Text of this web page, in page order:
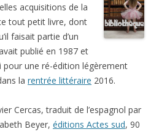
acquisitions de la
tout petit livre, dont
faisait partie d’un
publié en 1987 et
pour une ré-édition légèrement
la rentrée littéraire 2016.
Cercas, traduit de l’espagnol par
Beyer, éditions Actes sud, 90